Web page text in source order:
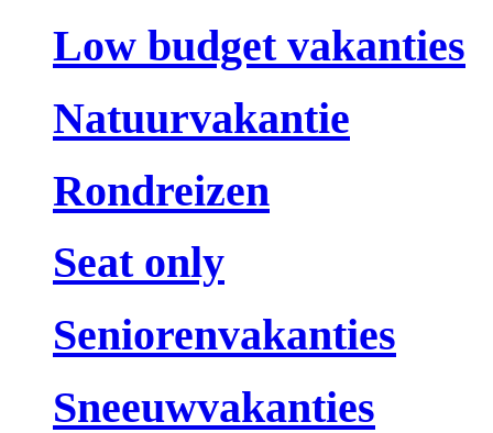
Low budget vakanties
Natuurvakantie
Rondreizen
Seat only
Seniorenvakanties
Sneeuwvakanties